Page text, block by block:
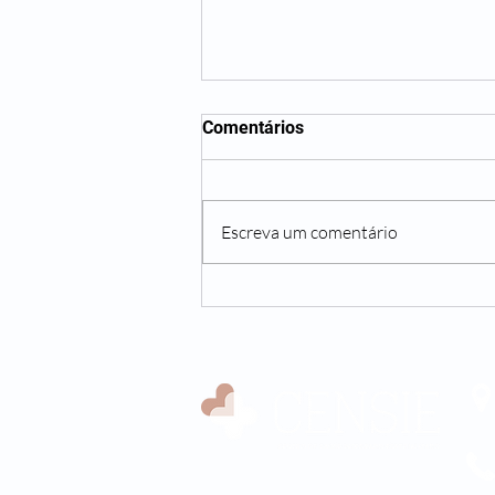
Comentários
Escreva um comentário